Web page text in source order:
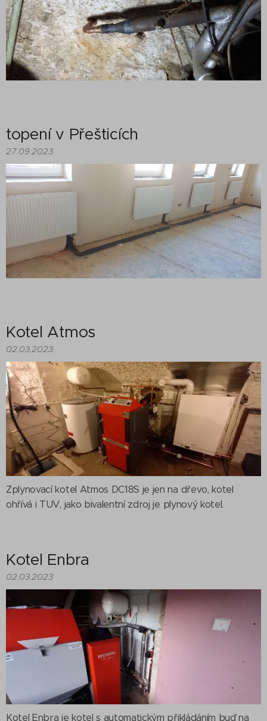
topení v Přešticích
27.09.2023
Kotel Atmos
02.03.2023
Zplynovací kotel Atmos DC18S je jen na dřevo, kotel
ohřívá i TUV, jako bivalentní zdroj je plynový kotel.
Kotel Enbra
02.03.2023
Kotel Enbra je kotel s automatickým přikládáním buď na